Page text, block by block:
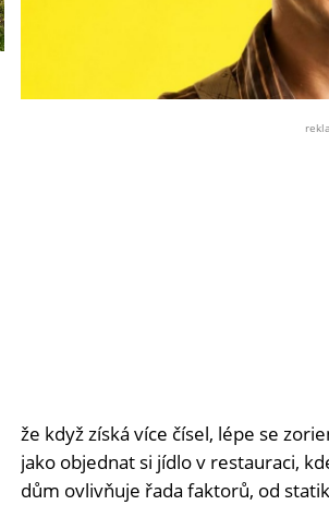
že když získá více čísel, lépe se
jako objednat si jídlo v restauraci,
dům ovlivňuje řada faktorů, od